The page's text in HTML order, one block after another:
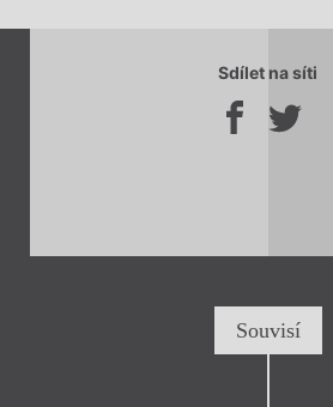
Sdílet na síti
Souvisí